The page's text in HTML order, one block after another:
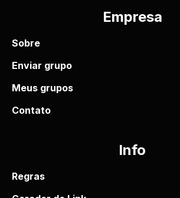
Empresa
Sobre
Enviar grupo
Meus grupos
Contato
Info
Regras